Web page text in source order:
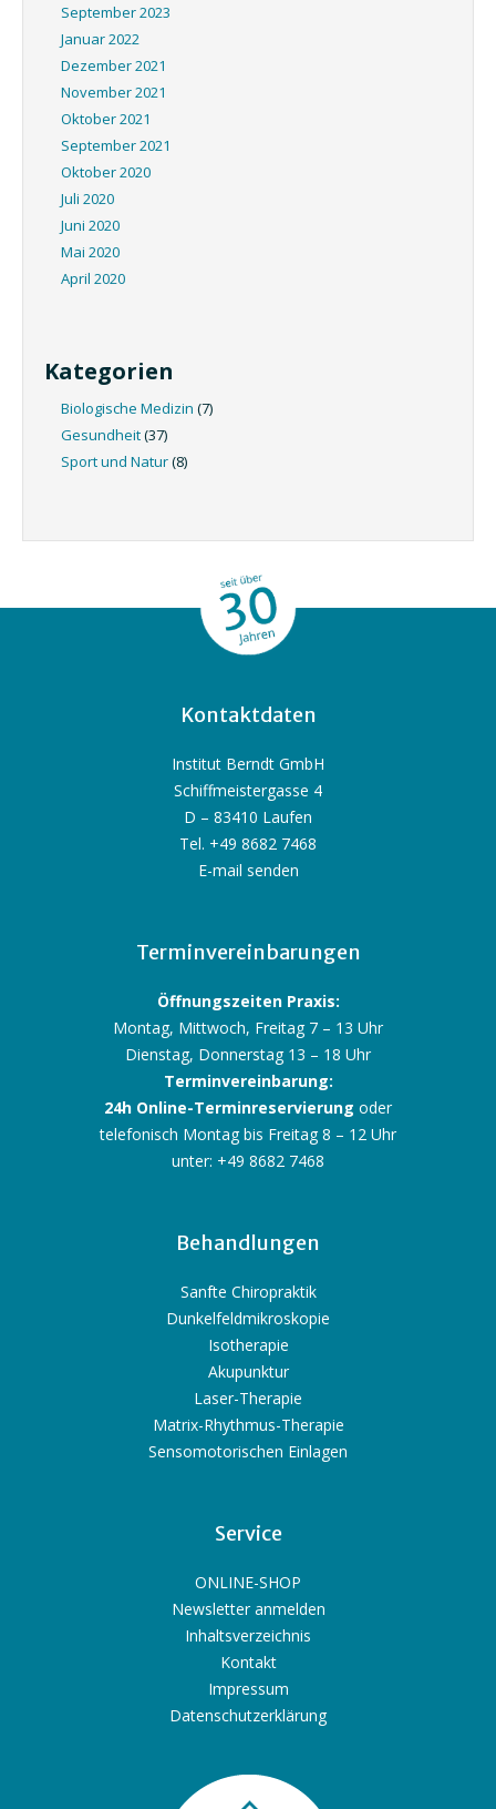
September 2023
Januar 2022
Dezember 2021
November 2021
Oktober 2021
September 2021
Oktober 2020
Juli 2020
Juni 2020
Mai 2020
April 2020
Kategorien
Biologische Medizin (7)
Gesundheit(37)
Sport und Natur(8)
Kontaktdaten
Institut Berndt GmbH
Schiffmeistergasse 4
D – 83410 Laufen
Tel. +49 8682 7468
E-mail senden
Terminvereinbarungen
Öffnungszeiten Praxis:
Montag, Mittwoch, Freitag 7 – 13 Uhr
Dienstag, Donnerstag 13 – 18 Uhr
Terminvereinbarung:
24h Online-Terminreservierung oder
telefonisch Montag bis Freitag 8 – 12 Uhr
unter: +49 8682 7468
Behandlungen
Sanfte Chiropraktik
Dunkelfeldmikroskopie
Isotherapie
Akupunktur
Laser-Therapie
Matrix-Rhythmus-Therapie
Sensomotorischen Einlagen
Service
ONLINE-SHOP
Newsletter anmelden
Inhaltsverzeichnis
Kontakt
Impressum
Datenschutzerklärung